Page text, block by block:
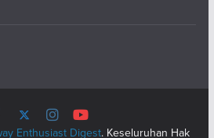
Enthusiast Digest. Keseluruhan Hak